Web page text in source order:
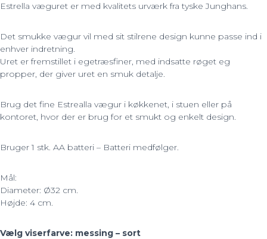
Estrella væguret er med kvalitets urværk fra tyske Junghans.
Det smukke vægur vil med sit stilrene design kunne passe ind i
enhver indretning.
Uret er fremstillet i egetræsfiner, med indsatte røget eg
propper, der giver uret en smuk detalje.
Brug det fine Estrealla vægur i køkkenet, i stuen eller på
kontoret, hvor der er brug for et smukt og enkelt design.
Bruger 1 stk. AA batteri – Batteri medfølger.
Mål:
Diameter: Ø32 cm.
Højde: 4 cm.
Vælg viserfarve: messing – sort